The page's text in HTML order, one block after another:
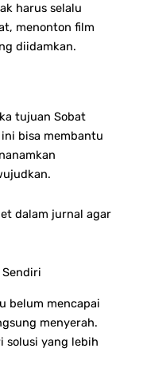
harus selalu
menonton film
diidamkan.
tujuan Sobat
bisa membantu
dalam jurnal agar
belum mencapai
menyerah.
solusi yang lebih